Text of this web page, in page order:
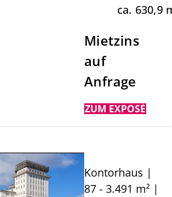
ca. 630,9
Mietzins
auf
Anfrage
ZUM EXPOSÉ
Kontorhaus |
87 - 3.491 m² |